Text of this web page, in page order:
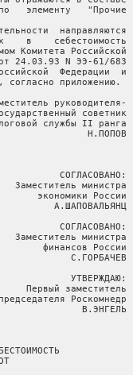
элементу   "Прочие
направляются
в    себестоимость
Комитета Российской
24.03.93 N ЭЭ-61/683
Федерации  и
согласно приложению.
руководителя-
советник
службы II ранга
Н.ПОПОВ
СОГЛАСОВАНО:
Заместитель министра
экономики России
А.ШАПОВАЛЬЯНЦ
СОГЛАСОВАНО:
Заместитель министра
финансов России
С.ГОРБАЧЕВ
УТВЕРЖДАЮ:
Первый заместитель
Роскомнедр
В.ЭНГЕЛЬ